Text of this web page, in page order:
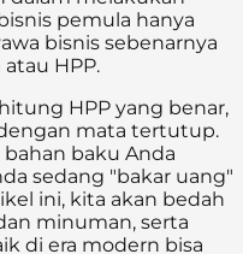
pemula hanya
bisnis sebenarnya
HPP.
HPP yang benar,
mata tertutup.
baku Anda
sedang "bakar uang"
ini, kita akan bedah
minuman, serta
di era modern bisa